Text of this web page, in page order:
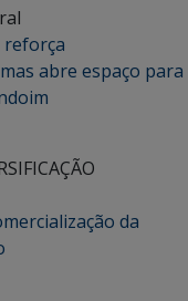
reforça
abre espaço para
da